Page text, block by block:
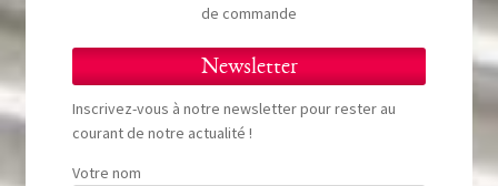
de commande
Newsletter
Inscrivez-vous à notre newsletter pour rester au
courant de notre actualité !
Votre nom